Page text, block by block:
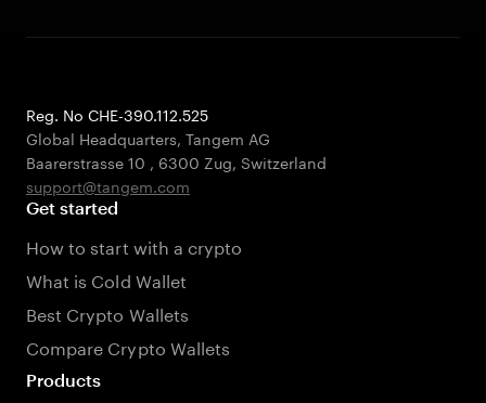
Reg. No CHE-390.112.525
Global Headquarters, Tangem AG
Baarerstrasse 10 , 6300 Zug, Switzerland
support@tangem.com
Get started
How to start with a crypto
What is Cold Wallet
Best Crypto Wallets
Compare Crypto Wallets
Products